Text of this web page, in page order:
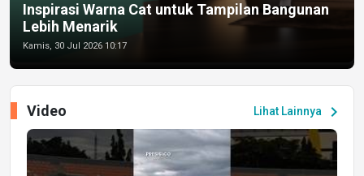
Inspirasi Warna Cat untuk Tampilan Bangunan
Lebih Menarik
Kamis, 30 Jul 2026 10:17
Lihat Lainnya chevron_right
Video